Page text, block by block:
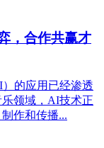
，合作共赢才
的应用已经渗透
领域，AI技术正
作和传播...